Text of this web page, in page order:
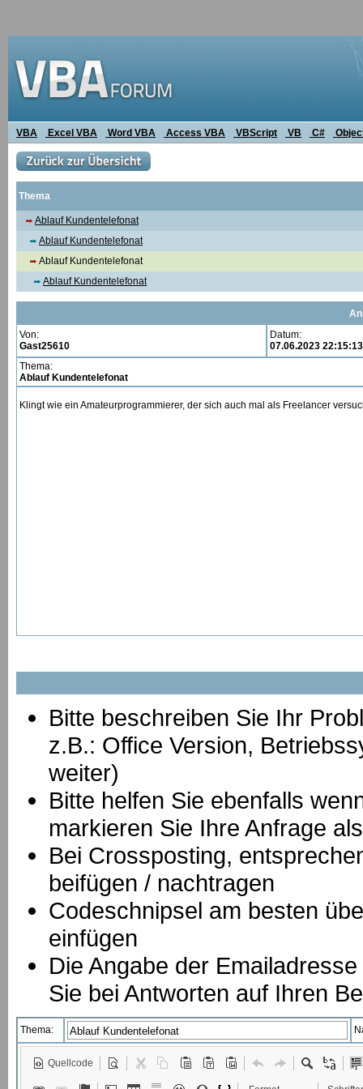
VBA Excel VBA Word VBA Access VBA VBScript VB C#
Thema
Ablauf Kundentelefonat
Ablauf Kundentelefonat
Ablauf Kundentelefonat
Ablauf Kundentelefonat
Von:
Gast25610
Datum:
07.06.2023 22:15:13
Thema:
Ablauf Kundentelefonat
Klingt wie ein Amateurprogrammierer, der sich auch mal als Freelancer
Bitte beschreiben Sie Ihr
z.B.: Office Version,
weiter)
Bitte helfen Sie ebenfalls
markieren Sie Ihre Anfrage
Bei Crossposting,
beifügen / nachtragen
Codeschnipsel am besten
einfügen
Die Angabe der
Sie bei Antworten auf Ihren
Thema:
Quellcode